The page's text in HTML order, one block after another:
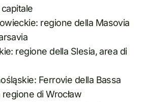
regione della Masovia
regione della Slesia, area di
Ferrovie della Bassa
regione di Wrocław